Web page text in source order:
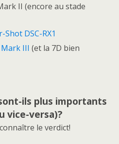
II (encore au stade
Shot DSC-RX1
III (et la 7D bien
ils plus importants
vice-versa)?
le verdict!